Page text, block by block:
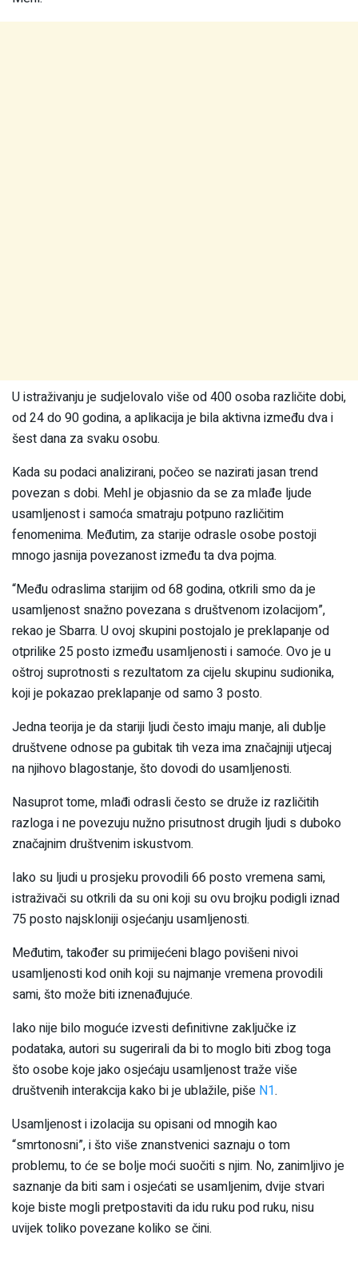
U istraživanju je sudjelovalo više od 400 osoba različite dobi,
od 24 do 90 godina, a aplikacija je bila aktivna između dva i
šest dana za svaku osobu.
Kada su podaci analizirani, počeo se nazirati jasan trend
povezan s dobi. Mehl je objasnio da se za mlađe ljude
usamljenost i samoća smatraju potpuno različitim
fenomenima. Međutim, za starije odrasle osobe postoji
mnogo jasnija povezanost između ta dva pojma.
“Među odraslima starijim od 68 godina, otkrili smo da je
usamljenost snažno povezana s društvenom izolacijom”,
rekao je Sbarra. U ovoj skupini postojalo je preklapanje od
otprilike 25 posto između usamljenosti i samoće. Ovo je u
oštroj suprotnosti s rezultatom za cijelu skupinu sudionika,
koji je pokazao preklapanje od samo 3 posto.
Jedna teorija je da stariji ljudi često imaju manje, ali dublje
društvene odnose pa gubitak tih veza ima značajniji utjecaj
na njihovo blagostanje, što dovodi do usamljenosti.
Nasuprot tome, mlađi odrasli često se druže iz različitih
razloga i ne povezuju nužno prisutnost drugih ljudi s duboko
značajnim društvenim iskustvom.
Iako su ljudi u prosjeku provodili 66 posto vremena sami,
istraživači su otkrili da su oni koji su ovu brojku podigli iznad
75 posto najskloniji osjećanju usamljenosti.
Međutim, također su primijećeni blago povišeni nivoi
usamljenosti kod onih koji su najmanje vremena provodili
sami, što može biti iznenađujuće.
Iako nije bilo moguće izvesti definitivne zaključke iz
podataka, autori su sugerirali da bi to moglo biti zbog toga
što osobe koje jako osjećaju usamljenost traže više
društvenih interakcija kako bi je ublažile, piše N1.
Usamljenost i izolacija su opisani od mnogih kao
“smrtonosni”, i što više znanstvenici saznaju o tom
problemu, to će se bolje moći suočiti s njim. No, zanimljivo je
saznanje da biti sam i osjećati se usamljenim, dvije stvari
koje biste mogli pretpostaviti da idu ruku pod ruku, nisu
uvijek toliko povezane koliko se čini.